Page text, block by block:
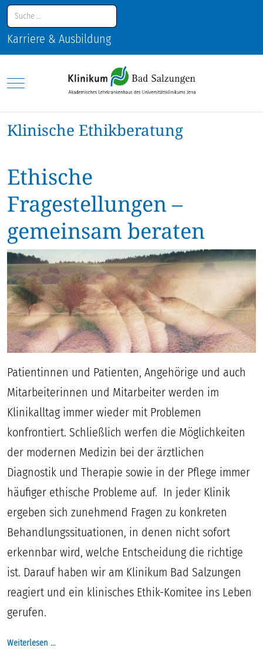
Suchen
Karriere & Ausbildung
Mobile Menu Toggle
Klinische Ethikberatung
Ethische
Fragestellungen –
gemeinsam beraten
Patientinnen und Patienten, Angehörige und auch
Mitarbeiterinnen und Mitarbeiter werden im
Klinikalltag immer wieder mit Problemen
konfrontiert. Schließlich werfen die Möglichkeiten
der modernen Medizin bei der ärztlichen
Diagnostik und Therapie sowie in der Pflege immer
häufiger ethische Probleme auf. In jeder Klinik
ergeben sich zunehmend Fragen zu konkreten
Behandlungssituationen, in denen nicht sofort
erkennbar wird, welche Entscheidung die richtige
ist. Darauf haben wir am Klinikum Bad Salzungen
reagiert und ein klinisches Ethik-Komitee ins Leben
gerufen.
Weiterlesen …